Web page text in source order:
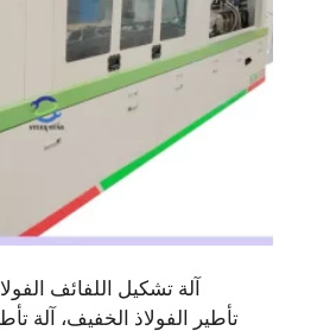
آلة تشكيل اللفائف
تأطير الفولاذ الخفيف، آلة